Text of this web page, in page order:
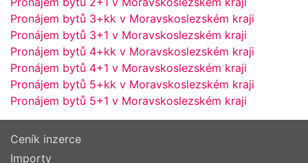
Pronájem bytů 3+kk v Moravskoslezském kraji
Pronájem bytů 3+1 v Moravskoslezském kraji
Pronájem bytů 4+kk v Moravskoslezském kraji
Pronájem bytů 4+1 v Moravskoslezském kraji
Pronájem bytů 5+kk v Moravskoslezském kraji
Pronájem bytů 5+1 v Moravskoslezském kraji
Ceník inzerce
Importy